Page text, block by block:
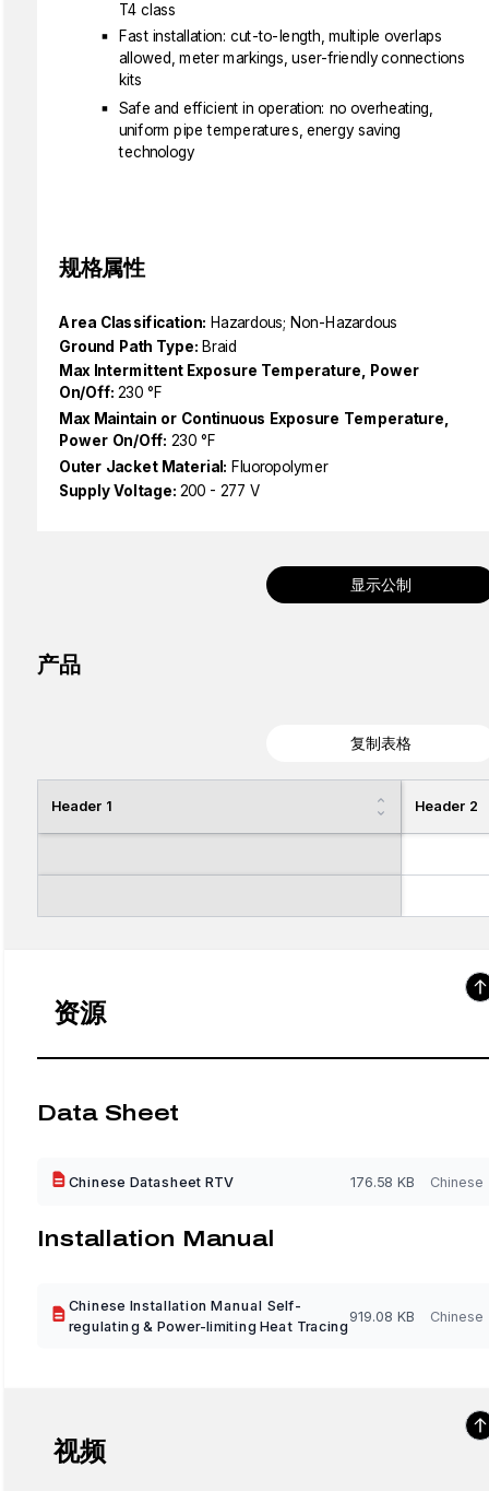
T4 class
Fast installation: cut-to-length, multiple overlaps
allowed, meter markings, user-friendly connections
kits
Safe and efficient in operation: no overheating,
uniform pipe temperatures, energy saving
technology
规格属性
Area Classification: Hazardous; Non-Hazardous
Ground Path Type: Braid
Max Intermittent Exposure Temperature, Power
On/Off: 230 °F
Max Maintain or Continuous Exposure Temperature,
Power On/Off: 230 °F
Outer Jacket Material: Fluoropolymer
Supply Voltage: 200 - 277 V
显示公制
产品
复制表格
Header 1 Header 2
资源
Data Sheet
Chinese Datasheet RTV 176.58 KB Chinese
Installation Manual
Chinese Installation Manual Self-
regulating & Power-limiting Heat Tracing
919.08 KB Chinese
视频